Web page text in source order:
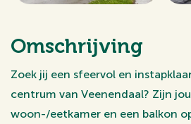
Omschrijving
Zoek jij een sfeervol en
centrum van Veenendaal? Zijn
woon-/eetkamer en een balkon